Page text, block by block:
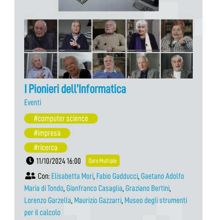
I Pionieri dell’Informatica
Eventi
#computer science
#impresa
#ricerca
11/10/2024 16:00
Date Multiple
Con: Elisabetta Mori, Fabio Gadducci, Gaetano Adolfo
Maria di Tondo, Gianfranco Casaglia, Graziano Bertini,
Lorenzo Garzella, Maurizio Gazzarri, Museo degli strumenti
per il calcolo